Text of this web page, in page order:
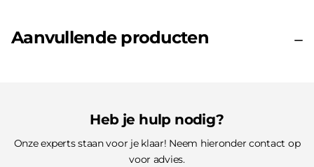
Aanvullende producten
Heb je hulp nodig?
Onze experts staan voor je klaar! Neem hieronder contact op
voor advies.